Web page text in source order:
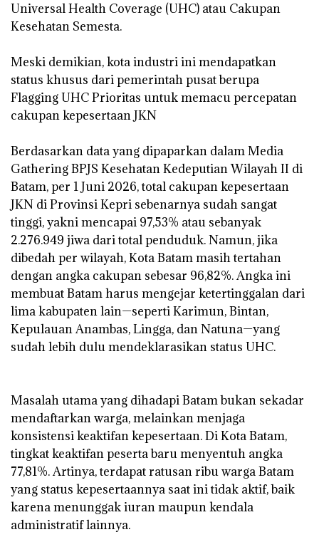
Universal Health Coverage (UHC) atau Cakupan
Kesehatan Semesta.
‎Meski demikian, kota industri ini mendapatkan
status khusus dari pemerintah pusat berupa
Flagging UHC Prioritas untuk memacu percepatan
cakupan kepesertaan JKN
‎Berdasarkan data yang dipaparkan dalam Media
Gathering BPJS Kesehatan Kedeputian Wilayah II di
Batam, per 1 Juni 2026, total cakupan kepesertaan
JKN di Provinsi Kepri sebenarnya sudah sangat
tinggi, yakni mencapai 97,53% atau sebanyak
2.276.949 jiwa dari total penduduk. Namun, jika
dibedah per wilayah, Kota Batam masih tertahan
dengan angka cakupan sebesar 96,82%. Angka ini
membuat Batam harus mengejar ketertinggalan dari
lima kabupaten lain—seperti Karimun, Bintan,
Kepulauan Anambas, Lingga, dan Natuna—yang
sudah lebih dulu mendeklarasikan status UHC.
‎Masalah utama yang dihadapi Batam bukan sekadar
mendaftarkan warga, melainkan menjaga
konsistensi keaktifan kepesertaan. Di Kota Batam,
tingkat keaktifan peserta baru menyentuh angka
77,81%. Artinya, terdapat ratusan ribu warga Batam
yang status kepesertaannya saat ini tidak aktif, baik
karena menunggak iuran maupun kendala
administratif lainnya.